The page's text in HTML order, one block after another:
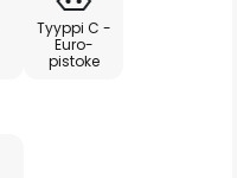
Tyyppi C -
Euro-
pistoke